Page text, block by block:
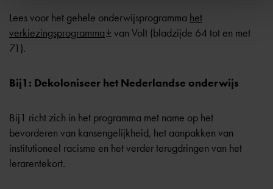
Lees voor het gehele onderwijsprogramma het
verkiezingsprogramma
van Volt (bladzijde 64 tot en met
71).
Bij1: Dekoloniseer het Nederlandse onderwijs
Bij1 richt zich in het programma met name op het
bevorderen van kansengelijkheid, het aanpakken van
institutioneel racisme en het verder terugdringen van het
lerarentekort.